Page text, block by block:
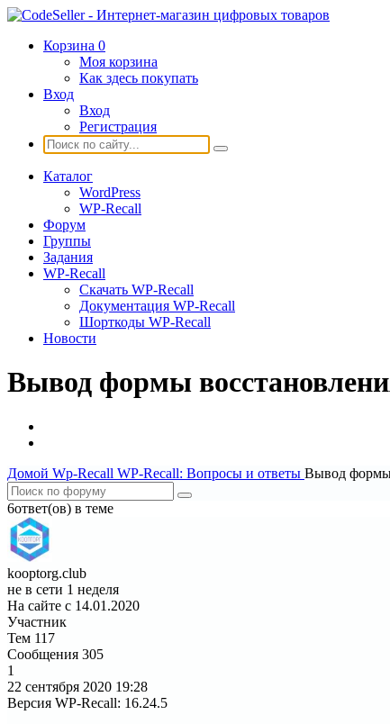
Корзина 0
Моя корзина
Как здесь покупать
Вход
Вход
Регистрация
Каталог
WordPress
WP-Recall
Форум
Группы
Задания
WP-Recall
Скачать WP-Recall
Документация WP-Recall
Шорткоды WP-Recall
Новости
Вывод формы
Домой Wp-Recall WP-Recall: Вопросы и ответы Вывод формы
6ответ(ов) в теме
kooptorg.club
не в сети 1 неделя
На сайте с 14.01.2020
Участник
Тем 117
Сообщения 305
1
22 сентября 2020 19:28
Версия WP-Recall: 16.24.5